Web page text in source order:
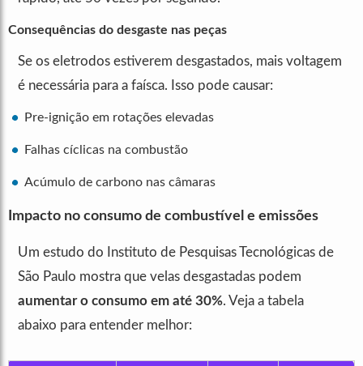
Consequências do desgaste nas peças
Se os eletrodos estiverem desgastados, mais voltagem
é necessária para a faísca. Isso pode causar:
Pre-ignição em rotações elevadas
Falhas cíclicas na combustão
Acúmulo de carbono nas câmaras
Impacto no consumo de combustível e emissões
Um estudo do Instituto de Pesquisas Tecnológicas de
São Paulo mostra que velas desgastadas podem
aumentar o consumo em até 30%. Veja a tabela
abaixo para entender melhor: